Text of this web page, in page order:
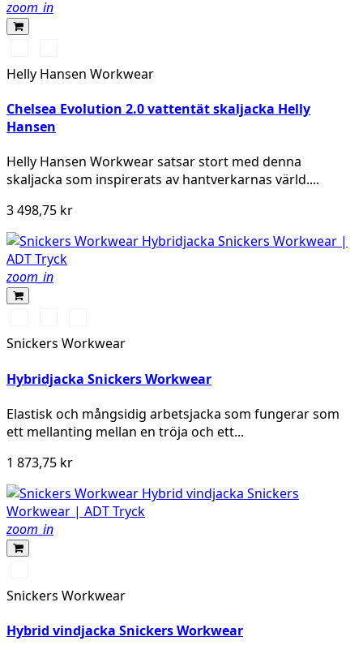
zoom_in
BLACKBLACK
Helly Hansen Workwear
Chelsea Evolution 2.0 vattentät skaljacka Helly
Hansen
Helly Hansen Workwear satsar stort med denna
skaljacka som inspirerats av hantverkarnas värld....
3 498,75 kr
zoom_in
marinblåmelerad
Snickers Workwear
Hybridjacka Snickers Workwear
Elastisk och mångsidig arbetsjacka som fungerar som
ett mellanting mellan en tröja och ett...
1 873,75 kr
zoom_in
Snickers Workwear
Hybrid vindjacka Snickers Workwear